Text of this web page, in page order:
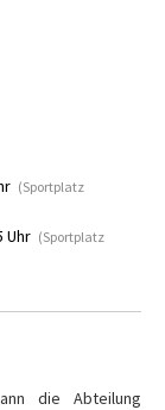
(Sportplatz
Uhr (Sportplatz
die Abteilung